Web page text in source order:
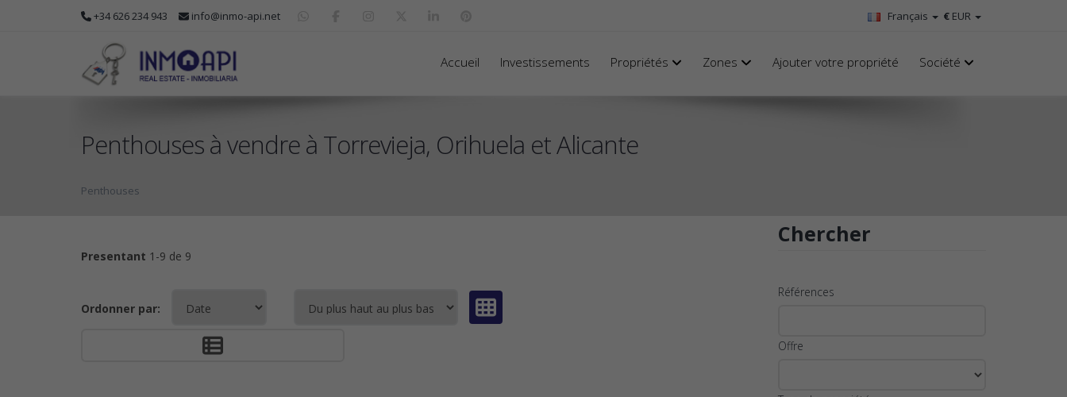
+34 626 234 943 info@inmo-api.net € EUR
Français
Accueil Investissements Propriétés Zones Ajouter votre propriété Société
Penthouses à vendre à Torrevieja, Orihuela et Alicante
Penthouses
Presentant 1-9 de 9
Ordonner par:
Chercher
Références
Offre